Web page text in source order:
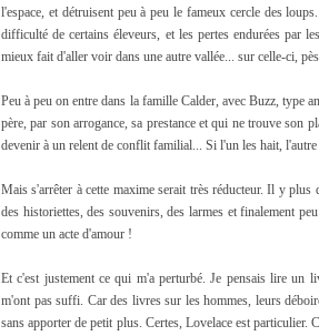
l'espace, et détruisent peu à peu le fameux cercle des
difficulté de certains éleveurs, et les pertes endurées par
mieux fait d'aller voir dans une autre vallée... sur celle-ci,
Peu à peu on entre dans la famille Calder, avec Buzz, type
père, par son arrogance, sa prestance et qui ne trouve son
devenir à un relent de conflit familial... Si l'un les hait, l'autre
Mais s'arrêter à cette maxime serait très réducteur. Il y
des historiettes, des souvenirs, des larmes et finalement
comme un acte d'amour !
Et c'est justement ce qui m'a perturbé. Je pensais lire
m'ont pas suffi. Car des livres sur les hommes, leurs
sans apporter de petit plus. Certes, Lovelace est